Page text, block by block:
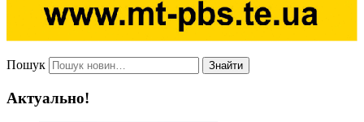
Пошук Знайти
Актуально!